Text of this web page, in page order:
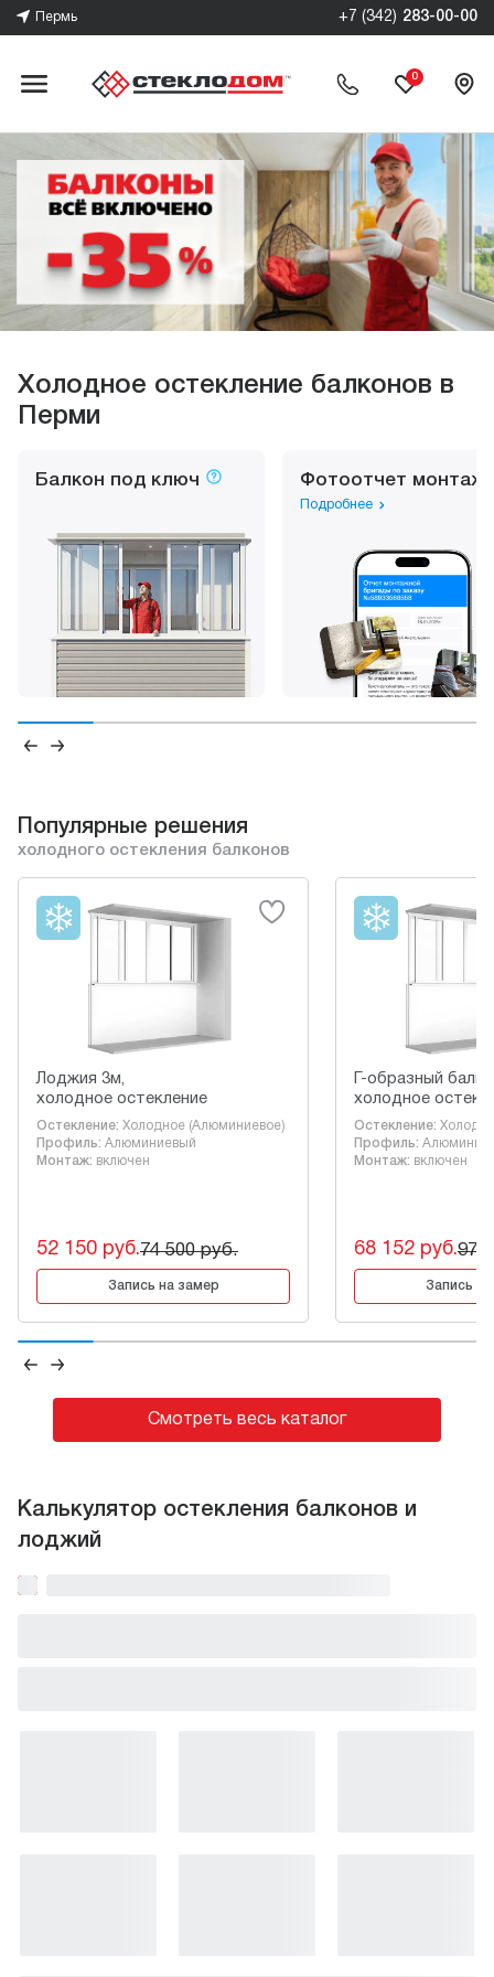
Пермь +7 (342) 283-00-00
0
Холодное остекление балконов в
Перми
Балкон под ключ Фотоотчет
Подробнее
Популярные решения
холодного остекления балконов
Лоджия 3м,
холодное остекление
Остекление: Холодное (Алюминиевое)
Профиль: Алюминиевый
Монтаж: включен
52 150 руб.74 500 руб.
Запись на замер
Г-образный
холодное
Остекление:
Профиль:
Монтаж: включен
68 152 руб.97
Запись
Смотреть весь каталог
Калькулятор остекления балконов и
лоджий